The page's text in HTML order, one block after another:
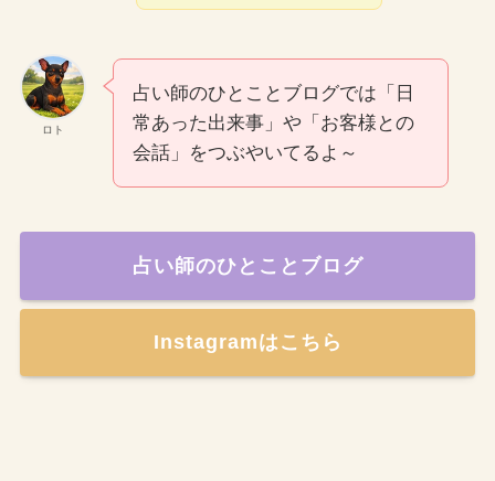
ロト
占い師のひとことブログでは「日
常あった出来事」や「お客様との
会話」をつぶやいてるよ～
占い師のひとことブログ
Instagramはこちら